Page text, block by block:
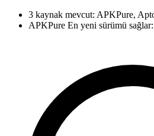
3 kaynak mevcut: APKPure,
APKPure En yeni sürümü sağlar: